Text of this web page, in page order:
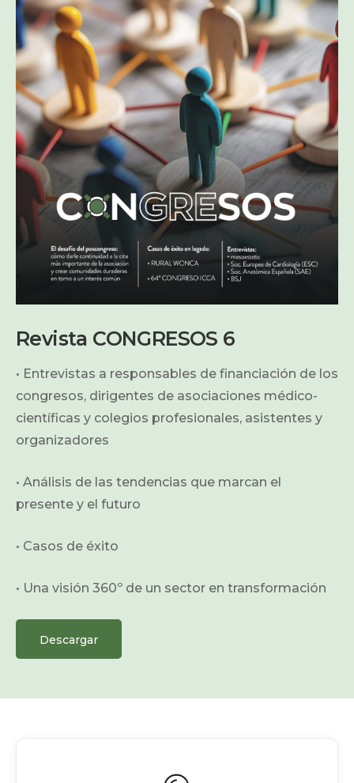
Revista CONGRESOS 6
• Entrevistas a responsables de financiación de los
congresos, dirigentes de asociaciones médico-
científicas y colegios profesionales, asistentes y
organizadores
• Análisis de las tendencias que marcan el
presente y el futuro
• Casos de éxito
• Una visión 360º de un sector en transformación
Descargar